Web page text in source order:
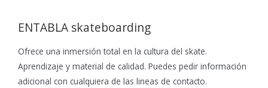
ENTABLA skateboarding
Ofrece una inmersión total en la cultura del skate.
Aprendizaje y material de calidad. Puedes pedir información
adicional con cualquiera de las lineas de contacto.